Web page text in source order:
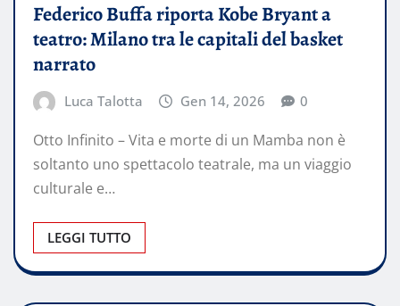
Federico Buffa riporta Kobe Bryant a
teatro: Milano tra le capitali del basket
narrato
Luca Talotta Gen 14, 2026 0
Otto Infinito – Vita e morte di un Mamba non è
soltanto uno spettacolo teatrale, ma un viaggio
culturale e…
LEGGI TUTTO